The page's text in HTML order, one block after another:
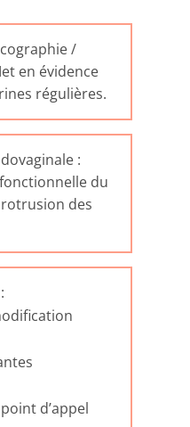
/
en évidence
régulières.
:
du
des
d’appel